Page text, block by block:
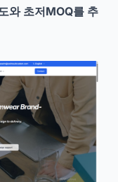
와 초저MOQ를 추